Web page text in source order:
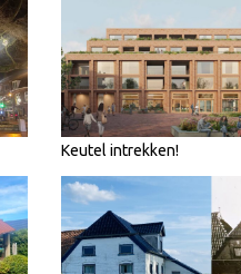
Keutel intrekken!